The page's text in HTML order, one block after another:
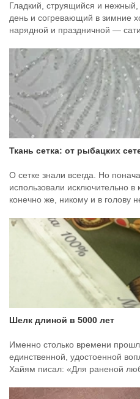
Гладкий, струящийся и
день и согревающий в
нарядной и праздничной —
Ткань сетка: от рыбацких
О сетке знали всегда. Но
использовали исключительно в
конечно же, никому и в голову
Шелк длиной в 5000 лет
Именно столько времени
единственной, удостоенной
Хайям писал: «Для раненой